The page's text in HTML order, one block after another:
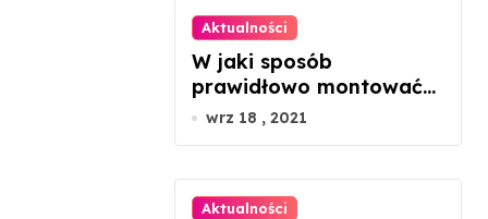
Aktualności
W jaki sposób
prawidłowo montować
panele fotowoltaiczne?
wrz 18 , 2021
Aktualności